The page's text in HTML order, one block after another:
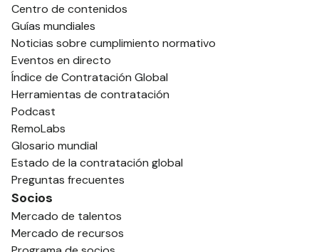
Centro de contenidos
Guías mundiales
Noticias sobre cumplimiento normativo
Eventos en directo
Índice de Contratación Global
Herramientas de contratación
Podcast
RemoLabs
Glosario mundial
Estado de la contratación global
Preguntas frecuentes
Socios
Mercado de talentos
Mercado de recursos